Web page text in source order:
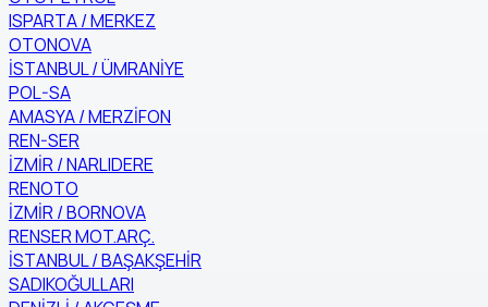
ISPARTA / MERKEZ
OTONOVA
İSTANBUL / ÜMRANİYE
POL-SA
AMASYA / MERZİFON
REN-SER
İZMİR / NARLIDERE
RENOTO
İZMİR / BORNOVA
RENSER MOT.ARÇ.
İSTANBUL / BAŞAKŞEHİR
SADIKOĞULLARI